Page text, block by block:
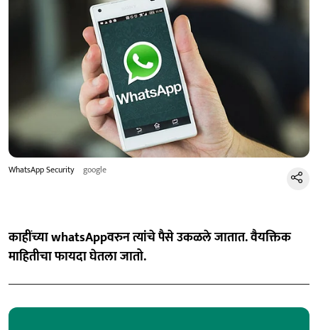
WhatsApp Security google
काहींच्या whatsAppवरुन त्यांचे पैसे उकळले जातात. वैयक्तिक
माहितीचा फायदा घेतला जातो.